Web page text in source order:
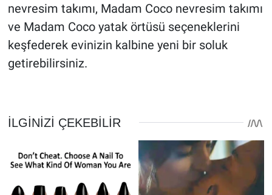
nevresim takımı, Madam Coco nevresim takımı
ve Madam Coco yatak örtüsü seçeneklerini
keşfederek evinizin kalbine yeni bir soluk
getirebilirsiniz.